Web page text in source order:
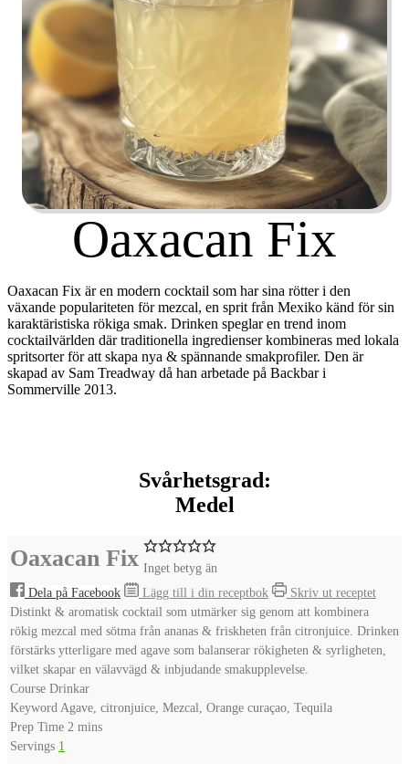
Oaxacan Fix
Oaxacan Fix är en modern cocktail som har sina rötter i den
växande populariteten för mezcal, en sprit från Mexiko känd för sin
karaktäristiska rökiga smak. Drinken speglar en trend inom
cocktailvärlden där traditionella ingredienser kombineras med lokala
spritsorter för att skapa nya & spännande smakprofiler. Den är
skapad av Sam Treadway då han arbetade på Backbar i
Sommerville 2013.
Svårhetsgrad:
Medel
Oaxacan Fix Inget betyg än
Dela på Facebook
Lägg till i din receptbok
Skriv ut receptet
Distinkt & aromatisk cocktail som utmärker sig genom att kombinera
rökig mezcal med sötma från ananas & friskheten från citronjuice. Drinken
förstärks ytterligare med agave som balanserar rökigheten & syrligheten,
vilket skapar en välavvägd & inbjudande smakupplevelse.
Course Drinkar
Keyword Agave, citronjuice, Mezcal, Orange curaçao, Tequila
Prep Time 2 minutes
mins
Servings 1